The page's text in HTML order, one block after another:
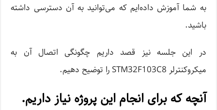
به شما آموزش داده‌ایم که می‌توانید به آن دسترسی داشته
باشید.
در این جلسه نیز قصد داریم چگونگی اتصال آن به
میکروکنترلر STM32F103C8 را توضیح دهیم.
آنچه که برای انجام این پروژه نیاز داریم.